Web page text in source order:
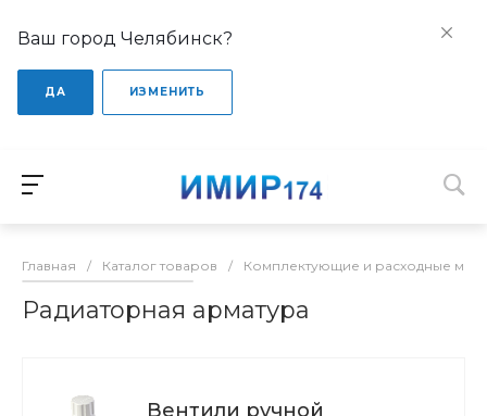
Ваш город Челябинск?
ДА ИЗМЕНИТЬ
Главная / Каталог товаров / Комплектующие и расходные
Радиаторная арматура
Вентили ручной